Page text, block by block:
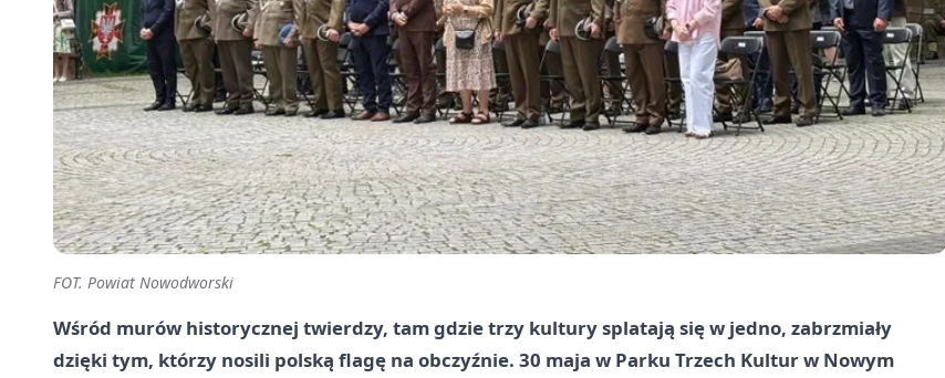
FOT. Powiat Nowodworski
Wśród murów historycznej twierdzy, tam gdzie trzy kultury splatają się w jedno, zabrzmiały
dzięki tym, którzy nosili polską flagę na obczyźnie. 30 maja w Parku Trzech Kultur w Nowym